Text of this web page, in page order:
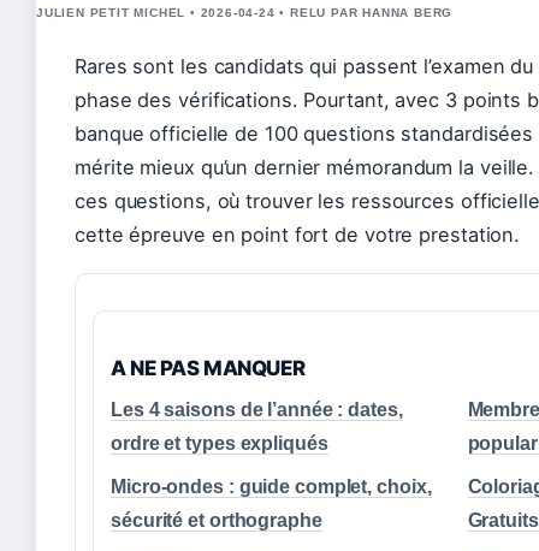
JULIEN PETIT MICHEL • 2026-04-24 • RELU PAR HANNA BERG
Rares sont les candidats qui passent l’examen
phase des vérifications. Pourtant, avec 3 points
banque officielle de 100 questions
mérite mieux qu’un dernier mémorandum la
ces questions, où trouver les ressources
cette épreuve en point fort de votre prestation.
A NE PAS MANQUER
Les 4 saisons de l’année : dates,
ordre et types expliqués
Micro-ondes : guide complet, choix,
sécurité et orthographe